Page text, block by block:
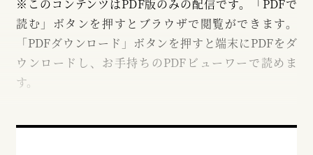
※このコンテンツはPDF版のみの配信です。「PDFで
読む」ボタンを押すとブラウザで閲覧ができます。
「PDFダウンロード」ボタンを押すと端末にPDFをダ
ウンロードし、お手持ちのPDFビューワーで読めま
す。